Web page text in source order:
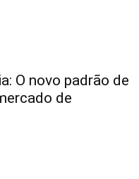
O novo padrão de
de